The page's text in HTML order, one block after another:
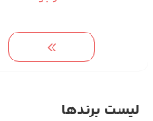
لیست برندها